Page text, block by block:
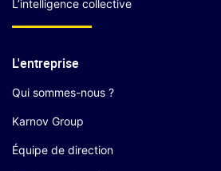
L’intelligence collective
L'entreprise
Qui sommes-nous ?
Karnov Group
Équipe de direction